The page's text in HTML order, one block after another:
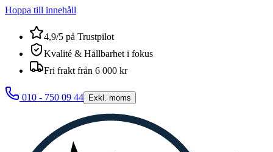
Hoppa till innehåll
4,9/5 på Trustpilot
Kvalité & Hållbarhet i fokus
Fri frakt från 6 000 kr
010 - 750 09 44 Exkl. moms